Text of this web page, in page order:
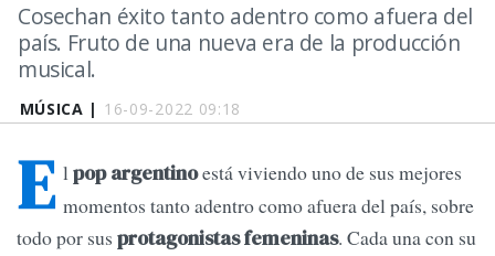
MÚSICA | 16-09-2022 09:18
Cosechan éxito tanto adentro como afuera del
país. Fruto de una nueva era de la producción
musical.
E lpop argentinoestá viviendo uno de sus mejores
momentos tanto adentro como afuera del país, sobre
todo por sus protagonistas femeninas. Cada una con su